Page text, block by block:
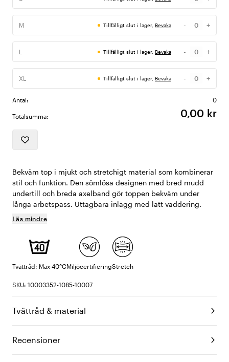
Antal
M Tillfälligt slut i lager, Bevaka -
Antal
+
L Tillfälligt slut i lager, Bevaka -
Antal
+
XL Tillfälligt slut i lager, Bevaka -
Antal
+
Antal: 0
Totalsumma: 0,00 kr
Bekväm top i mjukt och stretchigt material som kombinerar
stil och funktion. Den sömlösa designen med bred mudd
undertill och breda axelband gör toppen bekväm under
långa arbetspass. Uttagbara inlägg med lätt vaddering.
Läs mindre
Tvättråd: Max 40°CMiljöcertifieringStretch
SKU: 10003352-1085-10007
Tvättråd & material
Recensioner